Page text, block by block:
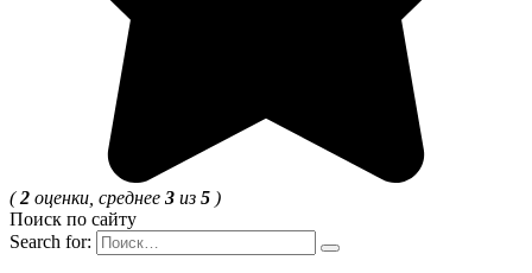
(2 оценки, среднее 3 из 5 )
Поиск по сайту
Search for: